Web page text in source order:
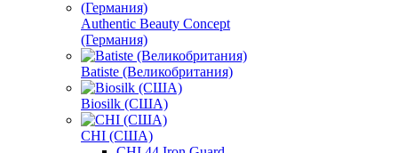
Authentic Beauty Concept
(Германия)
Batiste (Великобритания)
Biosilk (США)
CHI (США)